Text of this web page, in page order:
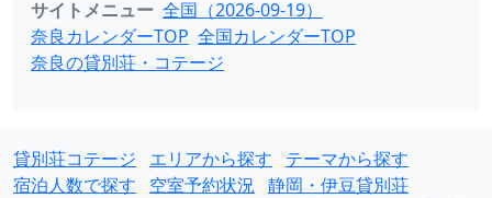
サイトメニュー 全国（2026-09-19）
奈良カレンダーTOP 全国カレンダーTOP
奈良の貸別荘・コテージ
貸別荘コテージ エリアから探す
テーマから探す
宿泊人数で探す
空室予約状況 静岡・伊豆貸別荘